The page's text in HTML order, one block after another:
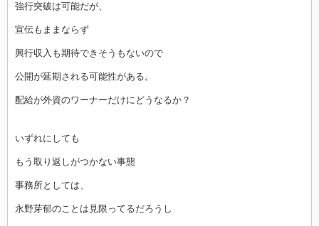
強行突破は可能だが、
宣伝もままならず
興行収入も期待できそうもないので
公開が延期される可能性がある。
配給が外資のワーナーだけにどうなるか？
いずれにしても
もう取り返しがつかない事態
事務所としては、
永野芽郁のことは見限ってるだろうし